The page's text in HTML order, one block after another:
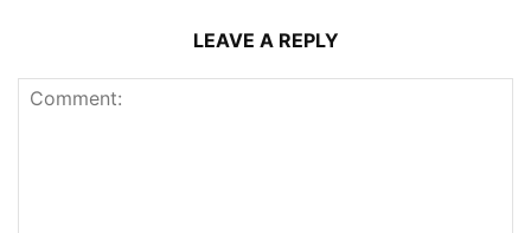
LEAVE A REPLY